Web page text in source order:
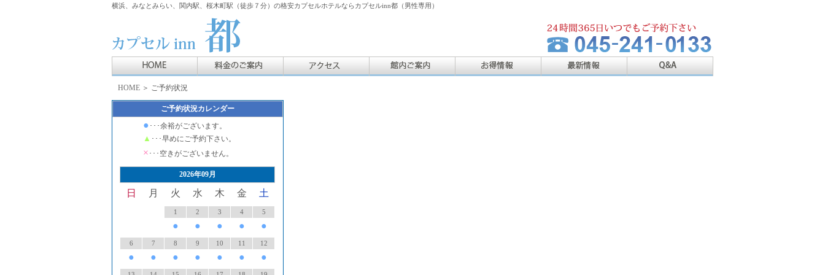
横浜、みなとみらい、関内駅、桜木町駅（徒歩７分）の格安カプセルホテルならカプセルinn都（男性専用）
HOME ＞ ご予約状況
ご予約状況カレンダー
● ･･･余裕がございます。
▲ ･･･早めにご予約下さい。
× ･･･空きがございません。
2026年09月
日 月 火 水 木 金 土
1
●
2
●
3
●
4
●
5
●
6
●
7
●
8
●
9
●
10
●
11
●
12
●